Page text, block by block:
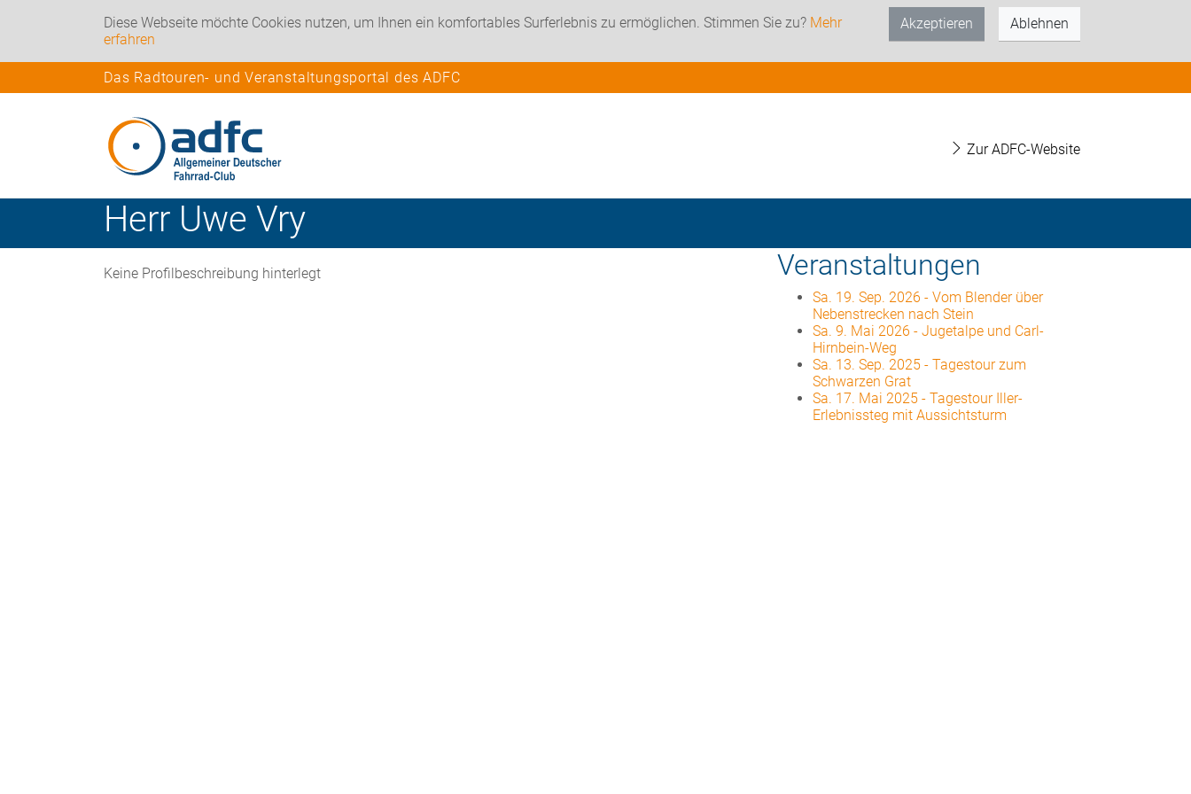
Diese Webseite möchte Cookies nutzen, um Ihnen ein komfortables Surferlebnis zu ermöglichen. Stimmen Sie zu? Mehr
erfahren
Akzeptieren Ablehnen
Das Radtouren- und Veranstaltungsportal des ADFC
Zur ADFC-Website
Herr Uwe Vry
Keine Profilbeschreibung hinterlegt Veranstaltungen
Sa. 19. Sep. 2026 - Vom Blender über
Nebenstrecken nach Stein
Sa. 9. Mai 2026 - Jugetalpe und Carl-
Hirnbein-Weg
Sa. 13. Sep. 2025 - Tagestour zum
Schwarzen Grat
Sa. 17. Mai 2025 - Tagestour Iller-
Erlebnissteg mit Aussichtsturm